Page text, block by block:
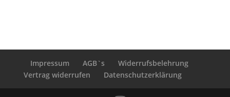
Impressum AGB`s
Widerrufsbelehrung
Vertrag widerrufen
Datenschutzerklärung